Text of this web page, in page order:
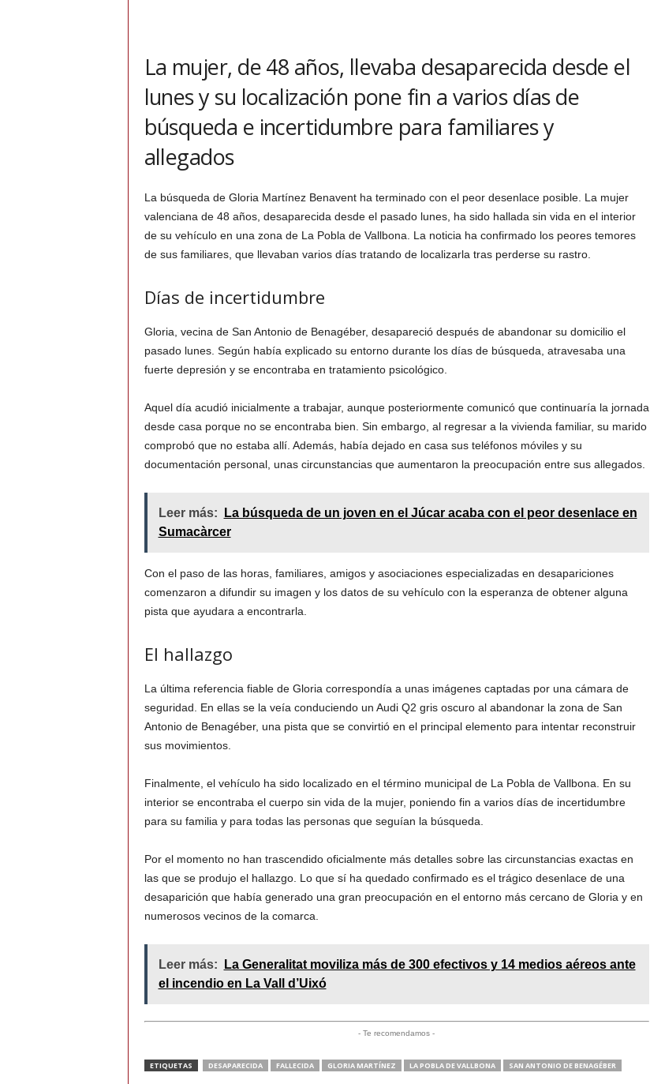
La mujer, de 48 años, llevaba desaparecida desde el
lunes y su localización pone fin a varios días de
búsqueda e incertidumbre para familiares y
allegados
La búsqueda de Gloria Martínez Benavent ha terminado con el peor desenlace posible. La mujer
valenciana de 48 años, desaparecida desde el pasado lunes, ha sido hallada sin vida en el interior
de su vehículo en una zona de La Pobla de Vallbona. La noticia ha confirmado los peores temores
de sus familiares, que llevaban varios días tratando de localizarla tras perderse su rastro.
Días de incertidumbre
Gloria, vecina de San Antonio de Benagéber, desapareció después de abandonar su domicilio el
pasado lunes. Según había explicado su entorno durante los días de búsqueda, atravesaba una
fuerte depresión y se encontraba en tratamiento psicológico.
Aquel día acudió inicialmente a trabajar, aunque posteriormente comunicó que continuaría la jornada
desde casa porque no se encontraba bien. Sin embargo, al regresar a la vivienda familiar, su marido
comprobó que no estaba allí. Además, había dejado en casa sus teléfonos móviles y su
documentación personal, unas circunstancias que aumentaron la preocupación entre sus allegados.
Leer más:
La búsqueda de un joven en el Júcar acaba con el peor desenlace en
Sumacàrcer
Con el paso de las horas, familiares, amigos y asociaciones especializadas en desapariciones
comenzaron a difundir su imagen y los datos de su vehículo con la esperanza de obtener alguna
pista que ayudara a encontrarla.
El hallazgo
La última referencia fiable de Gloria correspondía a unas imágenes captadas por una cámara de
seguridad. En ellas se la veía conduciendo un Audi Q2 gris oscuro al abandonar la zona de San
Antonio de Benagéber, una pista que se convirtió en el principal elemento para intentar reconstruir
sus movimientos.
Finalmente, el vehículo ha sido localizado en el término municipal de La Pobla de Vallbona. En su
interior se encontraba el cuerpo sin vida de la mujer, poniendo fin a varios días de incertidumbre
para su familia y para todas las personas que seguían la búsqueda.
Por el momento no han trascendido oficialmente más detalles sobre las circunstancias exactas en
las que se produjo el hallazgo. Lo que sí ha quedado confirmado es el trágico desenlace de una
desaparición que había generado una gran preocupación en el entorno más cercano de Gloria y en
numerosos vecinos de la comarca.
Leer más:
La Generalitat moviliza más de 300 efectivos y 14 medios aéreos ante
el incendio en La Vall d’Uixó
- Te recomendamos -
ETIQUETAS DESAPARECIDA FALLECIDA GLORIA MARTÍNEZ LA POBLA DE VALLBONA SAN ANTONIO DE BENAGÉBER